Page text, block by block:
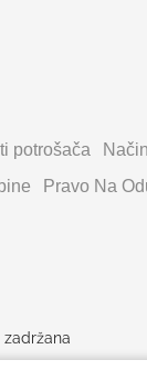
potrošača
Pravo Na
zadržana